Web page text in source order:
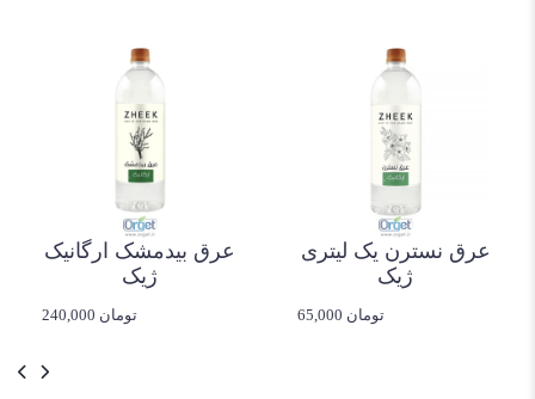
عرق بیدمشک ارگانیک
ژیک
240,000 تومان
عرق نسترن یک لیتری
ژیک
65,000 تومان